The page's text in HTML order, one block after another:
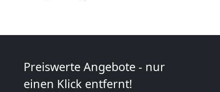
Preiswerte Angebote - nur
einen Klick entfernt!
National